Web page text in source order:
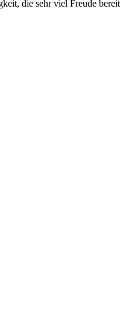
die sehr viel Freude